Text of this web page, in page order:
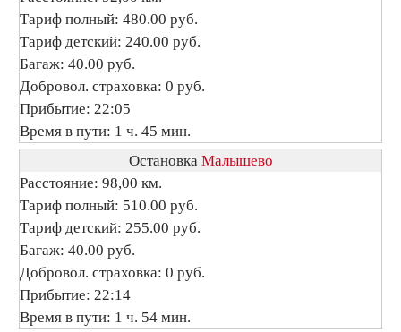
Тариф полный: 480.00 руб.
Тариф детский: 240.00 руб.
Багаж: 40.00 руб.
Добровол. страховка: 0 руб.
Прибытие: 22:05
Время в пути: 1 ч. 45 мин.
Остановка Малышево
Расстояние: 98,00 км.
Тариф полный: 510.00 руб.
Тариф детский: 255.00 руб.
Багаж: 40.00 руб.
Добровол. страховка: 0 руб.
Прибытие: 22:14
Время в пути: 1 ч. 54 мин.